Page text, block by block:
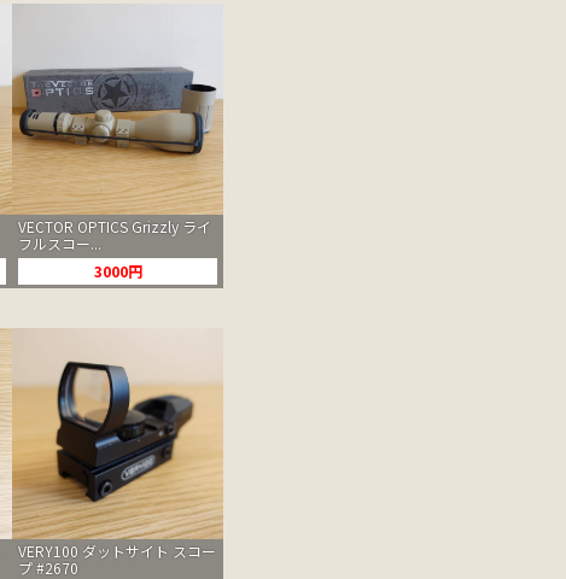
VECTOR OPTICS Grizzly ライ
フルスコー...
3000円
VERY100 ダットサイト スコー
プ #2670